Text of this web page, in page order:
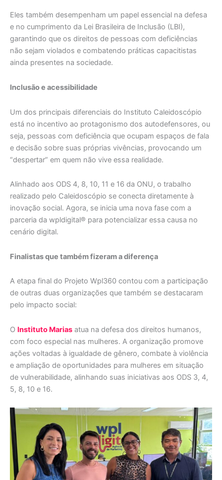
Eles também desempenham um papel essencial na defesa
e no cumprimento da Lei Brasileira de Inclusão (LBI),
garantindo que os direitos de pessoas com deficiências
não sejam violados e combatendo práticas capacitistas
ainda presentes na sociedade.
Inclusão e acessibilidade
Um dos principais diferenciais do Instituto Caleidoscópio
está no incentivo ao protagonismo dos autodefensores, ou
seja, pessoas com deficiência que ocupam espaços de fala
e decisão sobre suas próprias vivências, provocando um
“despertar” em quem não vive essa realidade.
Alinhado aos ODS 4, 8, 10, 11 e 16 da ONU, o trabalho
realizado pelo Caleidoscópio se conecta diretamente à
inovação social. Agora, se inicia uma nova fase com a
parceria da wpldigital® para potencializar essa causa no
cenário digital.
Finalistas que também fizeram a diferença
A etapa final do Projeto Wpl360 contou com a participação
de outras duas organizações que também se destacaram
pelo impacto social:
O Instituto Marias atua na defesa dos direitos humanos,
com foco especial nas mulheres. A organização promove
ações voltadas à igualdade de gênero, combate à violência
e ampliação de oportunidades para mulheres em situação
de vulnerabilidade, alinhando suas iniciativas aos ODS 3, 4,
5, 8, 10 e 16.